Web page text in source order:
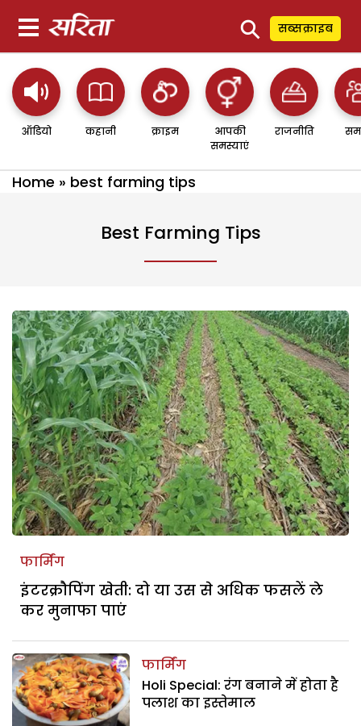
⚲ सब्सक्राइब
ऑडियो कहानी क्राइम
आपकी
समस्याएं
राजनीति
Home » best farming tips
Best Farming Tips
फार्मिंग
इंटरक्रौपिंग खेती: दो या उस से अधिक फसलें ले
कर मुनाफा पाएं
फार्मिंग
Holi Special: रंग बनाने में होता है
पलाश का इस्तेमाल